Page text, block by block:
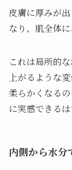
皮膚に厚みが
なり、肌全体
これは局所的
上がるような
柔らかくなる
に実感できるは
内側から水分